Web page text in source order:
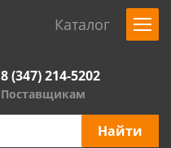
Каталог
8 (347) 214-5202
Поставщикам